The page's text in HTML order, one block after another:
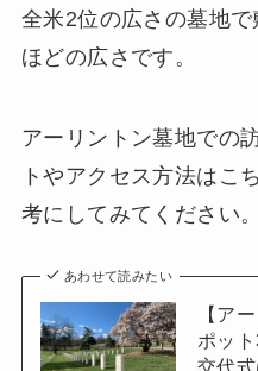
全米2位の広さの墓地
ほどの広さです。
アーリントン墓地での
トやアクセス方法はこ
考にしてみてください。
あわせて読みたい
【ア
ポッ
交代